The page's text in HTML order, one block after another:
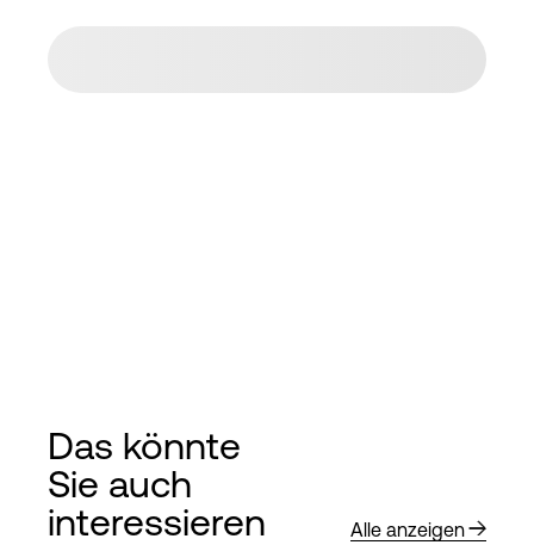
Das könnte
Sie auch
interessieren
Alle anzeigen